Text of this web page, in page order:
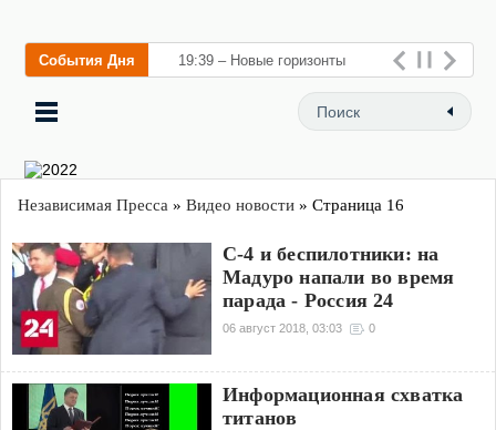
События Дня 19:39 – Новые горизонты
флебологии: в Москве
открылся «Городской центр
Независимая Пресса » Видео новости » Страница 16
C-4 и беспилотники: на
Мадуро напали во время
парада - Россия 24
06 август 2018, 03:03 0
Информационная cxваткa
титанов